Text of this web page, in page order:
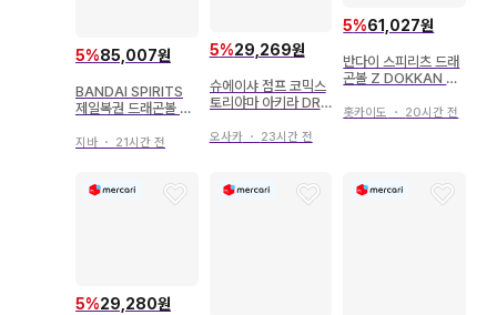
5%85,007원
BANDAI SPIRITS
제일복권 드래곤볼 V
A상 손오공&손오반
지바 ・ 21시간 전
5%29,269원
슈에이샤 점프 코믹스
토리야마 아키라 DRA
[완결] 42
오사카・ 23시간 전
5%61,027원
반다이 스피리츠 드래
곤볼 Z DOKKAN BA
초사이어인 갓 베지터
홋카이도 ・ 20시간 전
5%29,280원